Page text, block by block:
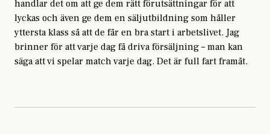
handlar det om att ge dem rätt förutsättningar för att
lyckas och även ge dem en säljutbildning som håller
yttersta klass så att de får en bra start i arbetslivet. Jag
brinner för att varje dag få driva försäljning – man kan
säga att vi spelar match varje dag. Det är full fart framåt.